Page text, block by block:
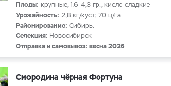
Плоды: крупные, 1,6-4,3 гр., кисло-сладкие
Урожайность: 2,8 кг/куст; 70 ц/га
Районирование: Сибирь.
Селекция: Новосибирск
Отправка и самовывоз: весна 2026
Смородина чёрная Фортуна